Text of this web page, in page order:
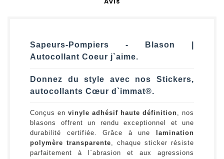
Sapeurs-Pompiers - Blason |
Autocollant Coeur j`aime.
Donnez du style avec nos Stickers,
autocollants Cœur d`immat®.
Conçus en vinyle adhésif haute définition , nos
blasons offrent un rendu exceptionnel et une
durabilité certifiée. Grâce à une
lamination
polymère transparente , chaque sticker résiste
parfaitement à l`abrasion et aux agressions